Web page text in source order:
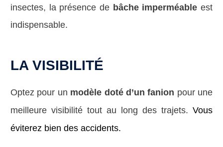
insectes, la présence de bâche imperméable est
indispensable.
LA VISIBILITÉ
Optez pour un modèle doté d’un fanion pour une
meilleure visibilité tout au long des trajets. Vous
éviterez bien des accidents.